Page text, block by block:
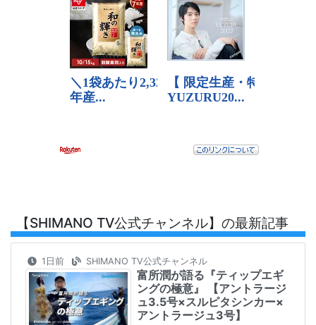
【SHIMANO TV公式チャンネル】の最新記事
1日前 SHIMANO TV公式チャンネル
富所潤が語る『ティップエギ
ングの極意』 【アントラージ
ュ3.5号×スルピタシンカー×
アントラージュ3号】